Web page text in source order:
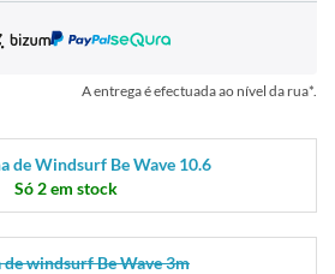
A entrega é efectuada ao nível da rua*.
de Windsurf Be Wave 10.6
Só 2 em stock
de windsurf Be Wave 3m